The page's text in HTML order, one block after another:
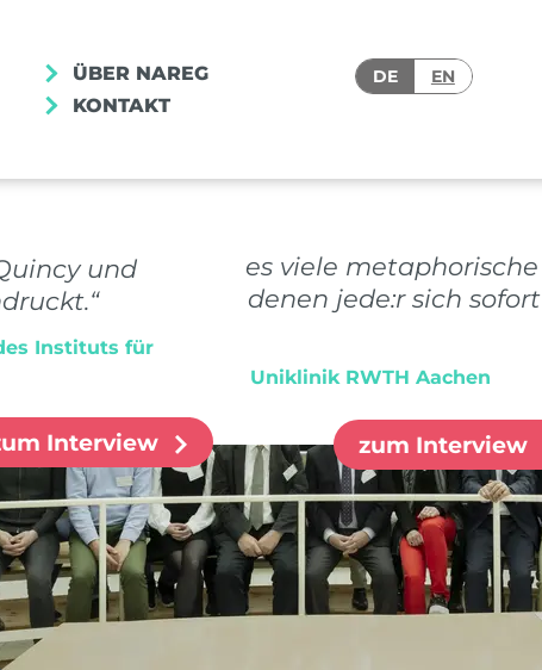
ÜBER NAREG
KONTAKT
DE EN
Pathologie gibt es viele metaphorische
unter denen jede:r sich sofort
vorstellen kann.“
Saskia von Stillfried, Uniklinik RWTH Aachen
zum Interview
und
Instituts für
Interview